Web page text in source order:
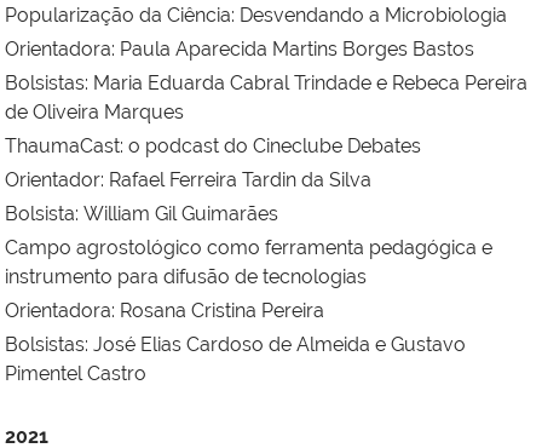
Popularização da Ciência: Desvendando a Microbiologia
Orientadora: Paula Aparecida Martins Borges Bastos
Bolsistas: Maria Eduarda Cabral Trindade e Rebeca Pereira
de Oliveira Marques
ThaumaCast: o podcast do Cineclube Debates
Orientador: Rafael Ferreira Tardin da Silva
Bolsista: William Gil Guimarães
Campo agrostológico como ferramenta pedagógica e
instrumento para difusão de tecnologias
Orientadora: Rosana Cristina Pereira
Bolsistas: José Elias Cardoso de Almeida e Gustavo
Pimentel Castro
2021